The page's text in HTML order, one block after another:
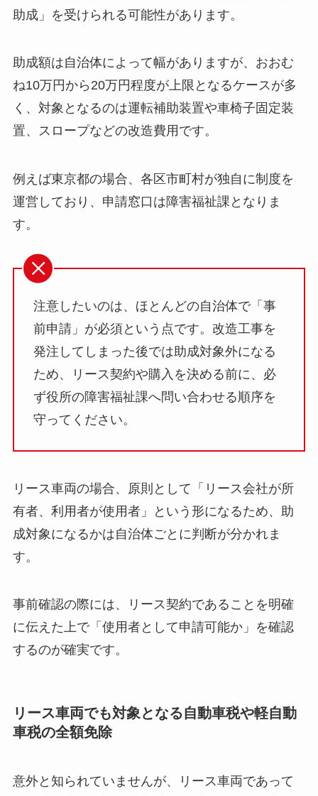
助成」を受けられる可能性があります。
助成額は自治体によって幅がありますが、おおむ
ね10万円から20万円程度が上限となるケースが多
く、対象となるのは運転補助装置や車椅子固定装
置、スロープなどの改造費用です。
例えば東京都の場合、各区市町村が独自に制度を
運営しており、申請窓口は障害福祉課となりま
す。
注意したいのは、ほとんどの自治体で「事
前申請」が必須という点です。改造工事を
発注してしまった後では助成対象外になる
ため、リース契約や購入を決める前に、必
ず役所の障害福祉課へ問い合わせる順序を
守ってください。
リース車両の場合、原則として「リース会社が所
有者、利用者が使用者」という形になるため、助
成対象になるかは自治体ごとに判断が分かれま
す。
事前確認の際には、リース契約であることを明確
に伝えた上で「使用者として申請可能か」を確認
するのが確実です。
リース車両でも対象となる自動車税や軽自動
車税の全額免除
意外と知られていませんが、リース車両であって